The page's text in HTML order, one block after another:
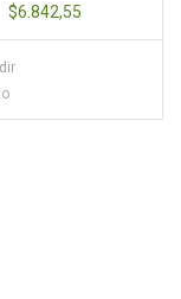
$6.842,55